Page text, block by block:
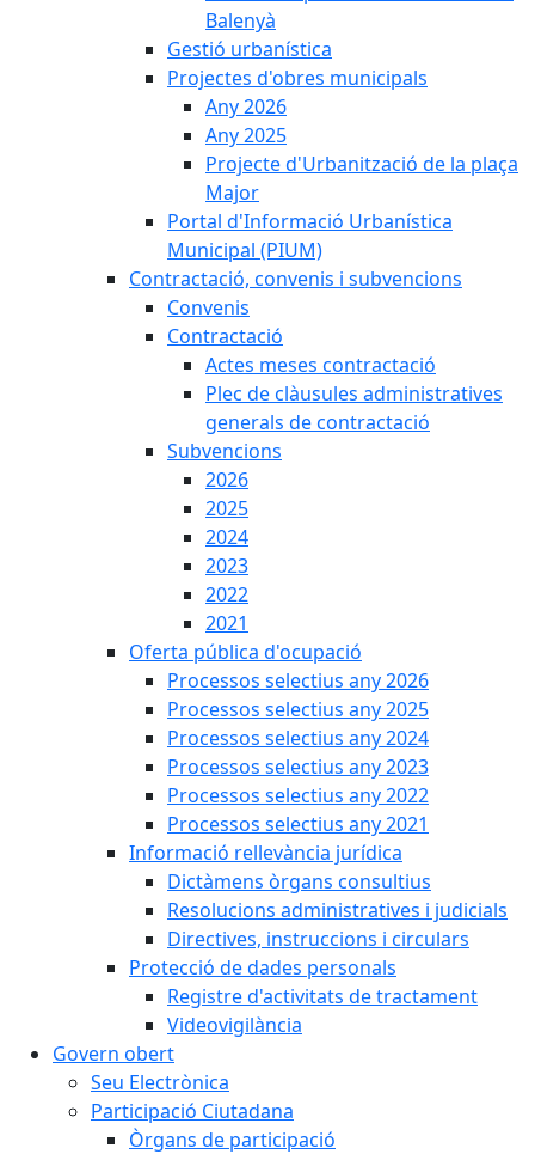
Balenyà
Gestió urbanística
Projectes d'obres municipals
Any 2026
Any 2025
Projecte d'Urbanització de la plaça
Major
Portal d'Informació Urbanística
Municipal (PIUM)
Contractació, convenis i subvencions
Convenis
Contractació
Actes meses contractació
Plec de clàusules administratives
generals de contractació
Subvencions
2026
2025
2024
2023
2022
2021
Oferta pública d'ocupació
Processos selectius any 2026
Processos selectius any 2025
Processos selectius any 2024
Processos selectius any 2023
Processos selectius any 2022
Processos selectius any 2021
Informació rellevància jurídica
Dictàmens òrgans consultius
Resolucions administratives i judicials
Directives, instruccions i circulars
Protecció de dades personals
Registre d'activitats de tractament
Videovigilància
Govern obert
Seu Electrònica
Participació Ciutadana
Òrgans de participació